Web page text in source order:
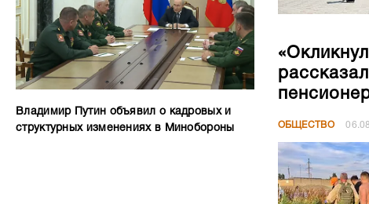
Владимир Путин объявил о кадровых и
структурных изменениях в Минобороны
ОБЩЕСТВО